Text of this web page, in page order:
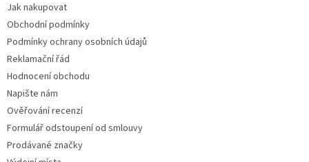
Jak nakupovat
Obchodní podmínky
Podmínky ochrany osobních údajů
Reklamační řád
Hodnocení obchodu
Napište nám
Ověřování recenzí
Formulář odstoupení od smlouvy
Prodávané značky